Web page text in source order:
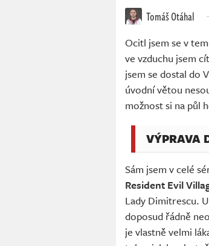
Tomáš Otáhal
Ocitl jsem se v
ve vzduchu jsem
jsem se dostal do
úvodní větou
možnost si na půl
VÝPRAVA
Sám jsem v celé
Resident Evil
Lady Dimitrescu.
doposud řádně
je vlastně velmi